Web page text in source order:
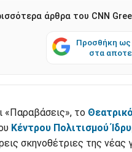
άρθρα του CNN
Προσθήκη ως
στα
«Παραβάσεις», το
Κέντρου Πολιτισμού
σκηνοθέτριες της νέας